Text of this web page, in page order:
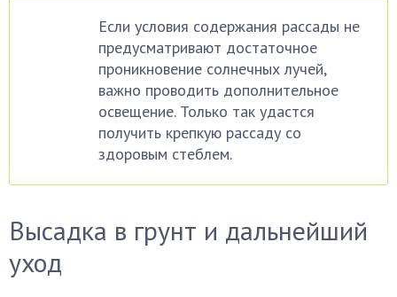
Если условия содержания рассады не
предусматривают достаточное
проникновение солнечных лучей,
важно проводить дополнительное
освещение. Только так удастся
получить крепкую рассаду со
здоровым стеблем.
Высадка в грунт и дальнейший
уход